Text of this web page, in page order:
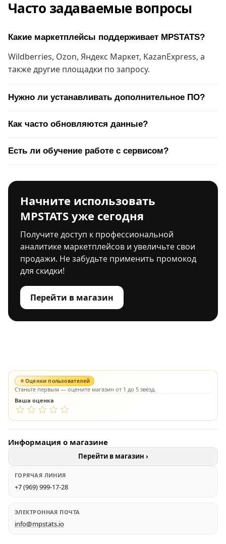
Часто задаваемые вопросы
Какие маркетплейсы поддерживает MPSTATS?
Wildberries, Ozon, Яндекс Маркет, KazanExpress, а
также другие площадки по запросу.
Нужно ли устанавливать дополнительное ПО?
Как часто обновляются данные?
Есть ли обучение работе с сервисом?
Начните использовать
MPSTATS уже сегодня
Получите доступ к профессиональной
аналитике маркетплейсов и увеличьте свои
продажи. Не забудьте применить промокод
для скидки!
Перейти в магазин
Оценки пользователей
Станьте первым — оцените магазин от 1 до 5 звёзд.
Ваша оценка
Информация о магазине
Перейти в магазин ›
ГОРЯЧАЯ ЛИНИЯ
+7 (969) 999-17-28
ЭЛЕКТРОННАЯ ПОЧТА
info@mpstats.io